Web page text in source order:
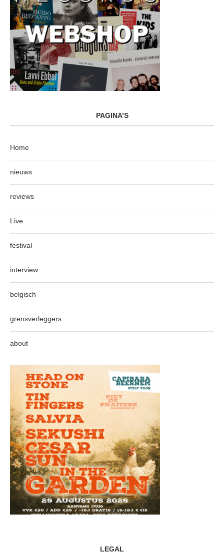
PAGINA’S
Home
nieuws
reviews
Live
festival
interview
belgisch
grensverleggers
about
LEGAL